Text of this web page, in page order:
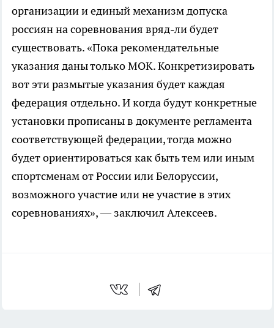
организации и единый механизм допуска
россиян на соревнования вряд-ли будет
существовать. «Пока рекомендательные
указания даны только МОК. Конкретизировать
вот эти размытые указания будет каждая
федерация отдельно. И когда будут конкретные
установки прописаны в документе регламента
соответствующей федерации, тогда можно
будет ориентироваться как быть тем или иным
спортсменам от России или Белоруссии,
возможного участие или не участие в этих
соревнованиях», — заключил Алексеев.